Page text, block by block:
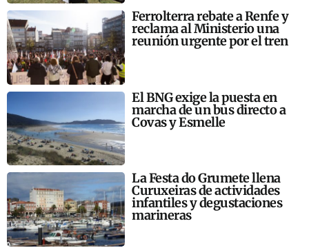
Ferrolterra rebate a Renfe y
reclama al Ministerio una
reunión urgente por el tren
El BNG exige la puesta en
marcha de un bus directo a
Covas y Esmelle
La Festa do Grumete llena
Curuxeiras de actividades
infantiles y degustaciones
marineras